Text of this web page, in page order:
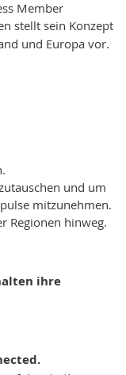
Member
stellt sein Konzept
und Europa vor.
und um
mitzunehmen.
Regionen hinweg.
ihre